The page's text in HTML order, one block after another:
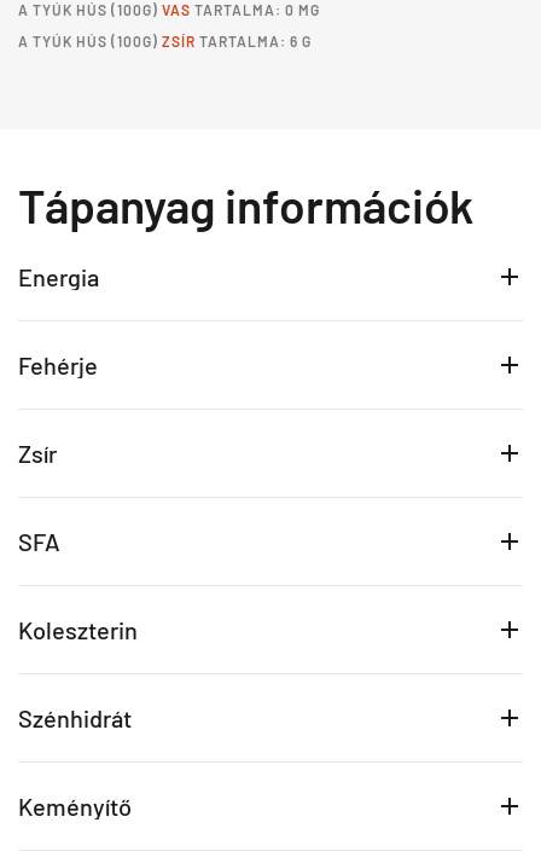
A TYÚK HÚS (100G) VAS TARTALMA: 0 MG
A TYÚK HÚS (100G) ZSÍR TARTALMA: 6 G
Tápanyag információk
Energia
Fehérje
Zsír
SFA
Koleszterin
Szénhidrát
Keményítő